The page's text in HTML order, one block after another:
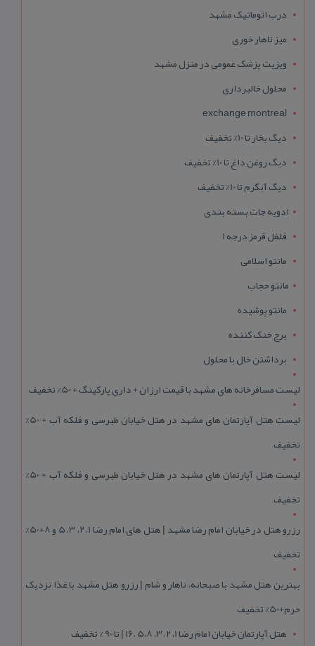
درب اتوماتیک مشهد
میز ناهار خوری
ویزیت پزشک عمومی در منزل مشهد
محلول خالبرداری
exchange montreal
دیگ بخار تا 10% تخفیف
دیگ روغن داغ تا 10% تخفیف
دیگ آبگرم تا 10% تخفیف
ادویه جات بسته بندی
فلفل قرمز درجه 1
مانتو اسلامی
مانتو حجاب
مانتو پوشیده
برج خنک کننده
برداشتن خال با محلول
لیست مسافرخانه های مشهد با قیمت ارزان + داری پارکینگ + 50% تخفیف
لیست هتل آپارتمان های مشهد در هتل خیابان طبرسی و فلکه آب + 50%
تخفیف
لیست هتل آپارتمان های مشهد در هتل خیابان طبرسی و فلکه آب + 50%
تخفیف
رزرو هتل در خیابان امام رضا مشهد | هتل‌ های امام رضا 1، 2، 3، 5 و 8+50%
تخفیف
بهترین هتل مشهد با صبحانه، ناهار و شام | رزرو هتل مشهد با غذا نزدیک
حرم+50% تخفیف
هتل آپارتمان خیابان امام رضا 1، 2، 3، 5،8 ،16 | تا 90 % تخفیف